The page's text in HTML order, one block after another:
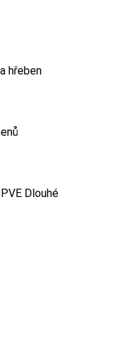
hřeben
Dlouhé